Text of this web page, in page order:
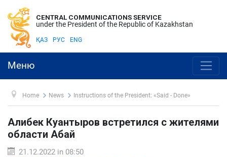
CENTRAL COMMUNICATIONS SERVICE
under the President of the Republic of Kazakhstan
ҚАЗ РУС ENG
Меню
Home News Instructions of the President: «Said - Done»
Алибек Куантыров встретился с жителями
области Абай
21.12.2022 in 08:50